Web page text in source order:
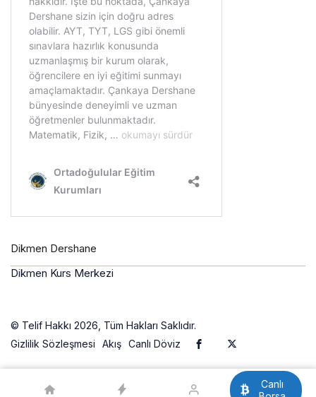
Dikmen Dershane
Dikmen Kurs Merkezi
© Telif Hakkı 2026, Tüm Hakları Saklıdır.
Gizlilik Sözleşmesi
Akış Canlı Döviz
Canlı